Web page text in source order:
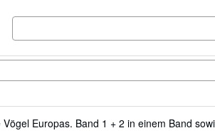
Vögel Europas. Band 1 + 2 in einem Band